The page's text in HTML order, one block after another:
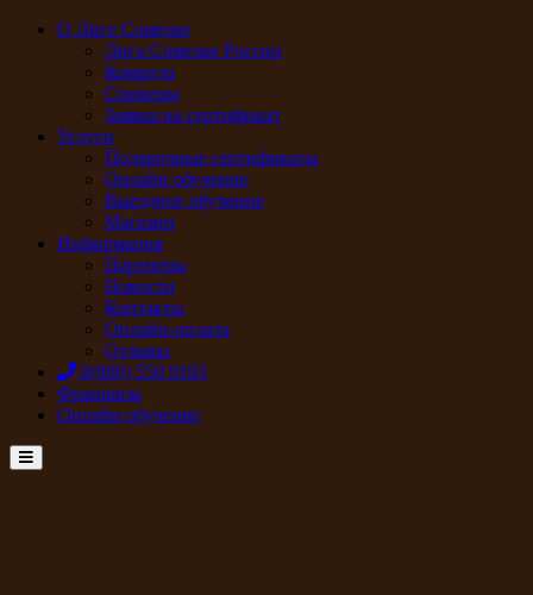
О Лиге Сомелье
Лига Сомелье России
Команда
Спикеры
Заявка на сертификат
Услуги
Подарочные сертификаты
Онлайн обучение
Выездное обучение
Магазин
Информация
Партнеры
Новости
Контакты
Онлайн-оплата
Отзывы
8(800) 550 9193
Франшиза
Онлайн обучение
Menu